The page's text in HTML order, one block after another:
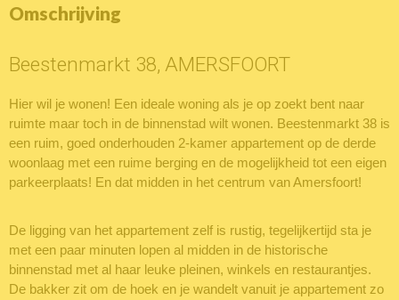
Omschrijving
Beestenmarkt 38, AMERSFOORT
Hier wil je wonen! Een ideale woning als je op zoekt bent naar
ruimte maar toch in de binnenstad wilt wonen. Beestenmarkt 38 is
een ruim, goed onderhouden 2-kamer appartement op de derde
woonlaag met een ruime berging en de mogelijkheid tot een eigen
parkeerplaats! En dat midden in het centrum van Amersfoort!
De ligging van het appartement zelf is rustig, tegelijkertijd sta je
met een paar minuten lopen al midden in de historische
binnenstad met al haar leuke pleinen, winkels en restaurantjes.
De bakker zit om de hoek en je wandelt vanuit je appartement zo